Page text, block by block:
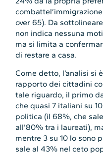
over 65). Da
non indica nessuna
ma si limita a
di restare a casa.
Come detto, l’analisi si
rapporto dei cittadini
tale riguardo, il primo
che quasi 7 italiani su
politica (il 68%, che
all’80% tra i laureati),
mentre 3 su 10 lo sono
sale al 43% nel ceto